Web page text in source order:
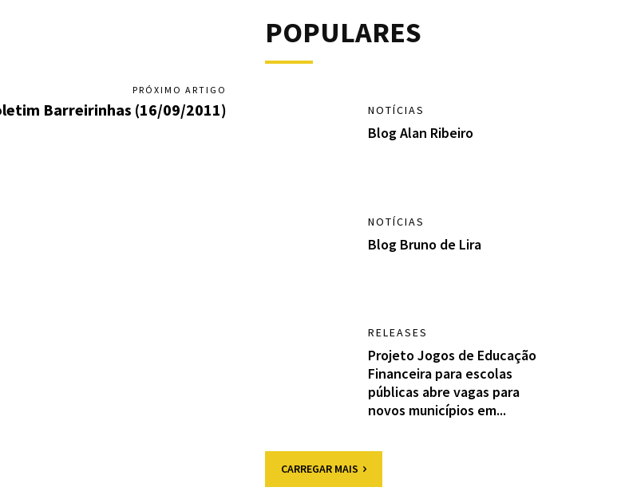
PRÓXIMO ARTIGO
Barreirinhas (16/09/2011)
POPULARES
NOTÍCIAS
Blog Alan Ribeiro
NOTÍCIAS
Blog Bruno de Lira
RELEASES
Projeto Jogos de Educação
Financeira para escolas
públicas abre vagas para
novos municípios em...
CARREGAR MAIS